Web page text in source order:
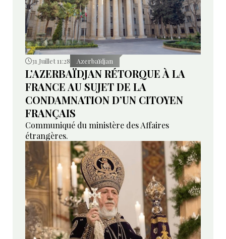
31 Juillet 11:28 Azerbaïdjan
L’AZERBAÏDJAN RÉTORQUE À LA
FRANCE AU SUJET DE LA
CONDAMNATION D’UN CITOYEN
FRANÇAIS
Communiqué du ministère des Affaires
étrangères.